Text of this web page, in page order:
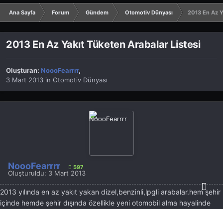
Ana Sayfa Forum Gündem Otomotiv Dünyası 2013 En Az
2013 En Az Yakıt Tüketen Arabalar Listesi
Oluşturan: NoooFearrrr,
3 Mart 2013 in Otomotiv Dünyası
NoooFearrrr 597
Oluşturuldu: 3 Mart 2013
2013 yılında en az yakıt yakan dizel,benzinli,lpgli arabalar.hem şehir
içinde hemde şehir dışında özellikle yeni otomobil alma hayalinde